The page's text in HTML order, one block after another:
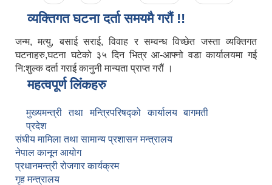
व्यक्तिगत घटना दर्ता समयमै गरौं !!
जन्म, मत्यु, बसाई सराई, विवाह र सम्वन्ध विच्छेत जस्ता व्यक्तिगत
घटनाहरु,घटना घटेको ३५ दिन भित्र आ-आफ्नो वडा कार्यालयमा गई
नि:शुल्क दर्ता गराई कानुनी मान्यता प्राप्त गरौं ।
महत्वपूर्ण लिंकहरु
मुख्यमन्त्री तथा मन्त्रिपरिषद्को कार्यालय बागमती
प्रदेश
संघीय मामिला तथा सामान्य प्रशासन मन्त्रालय
नेपाल कानून आयोग
प्रधानमन्त्री रोजगार कार्यक्रम
गृह मन्त्रालय